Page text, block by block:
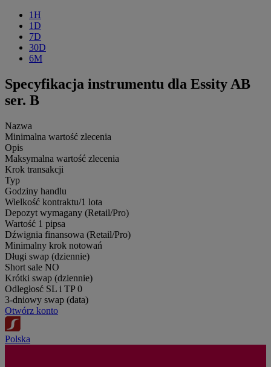
1H
1D
7D
30D
6M
Specyfikacja instrumentu dla Essity AB
ser. B
Nazwa
Minimalna wartość zlecenia
Opis
Maksymalna wartość zlecenia
Krok transakcji
Typ
Godziny handlu
Wielkość kontraktu/1 lota
Depozyt wymagany (Retail/Pro)
Wartość 1 pipsa
Dźwignia finansowa (Retail/Pro)
Minimalny krok notowań
Długi swap (dziennie)
Short sale NO
Krótki swap (dziennie)
Odległosć SL i TP 0
3-dniowy swap (data)
Otwórz konto
Polska